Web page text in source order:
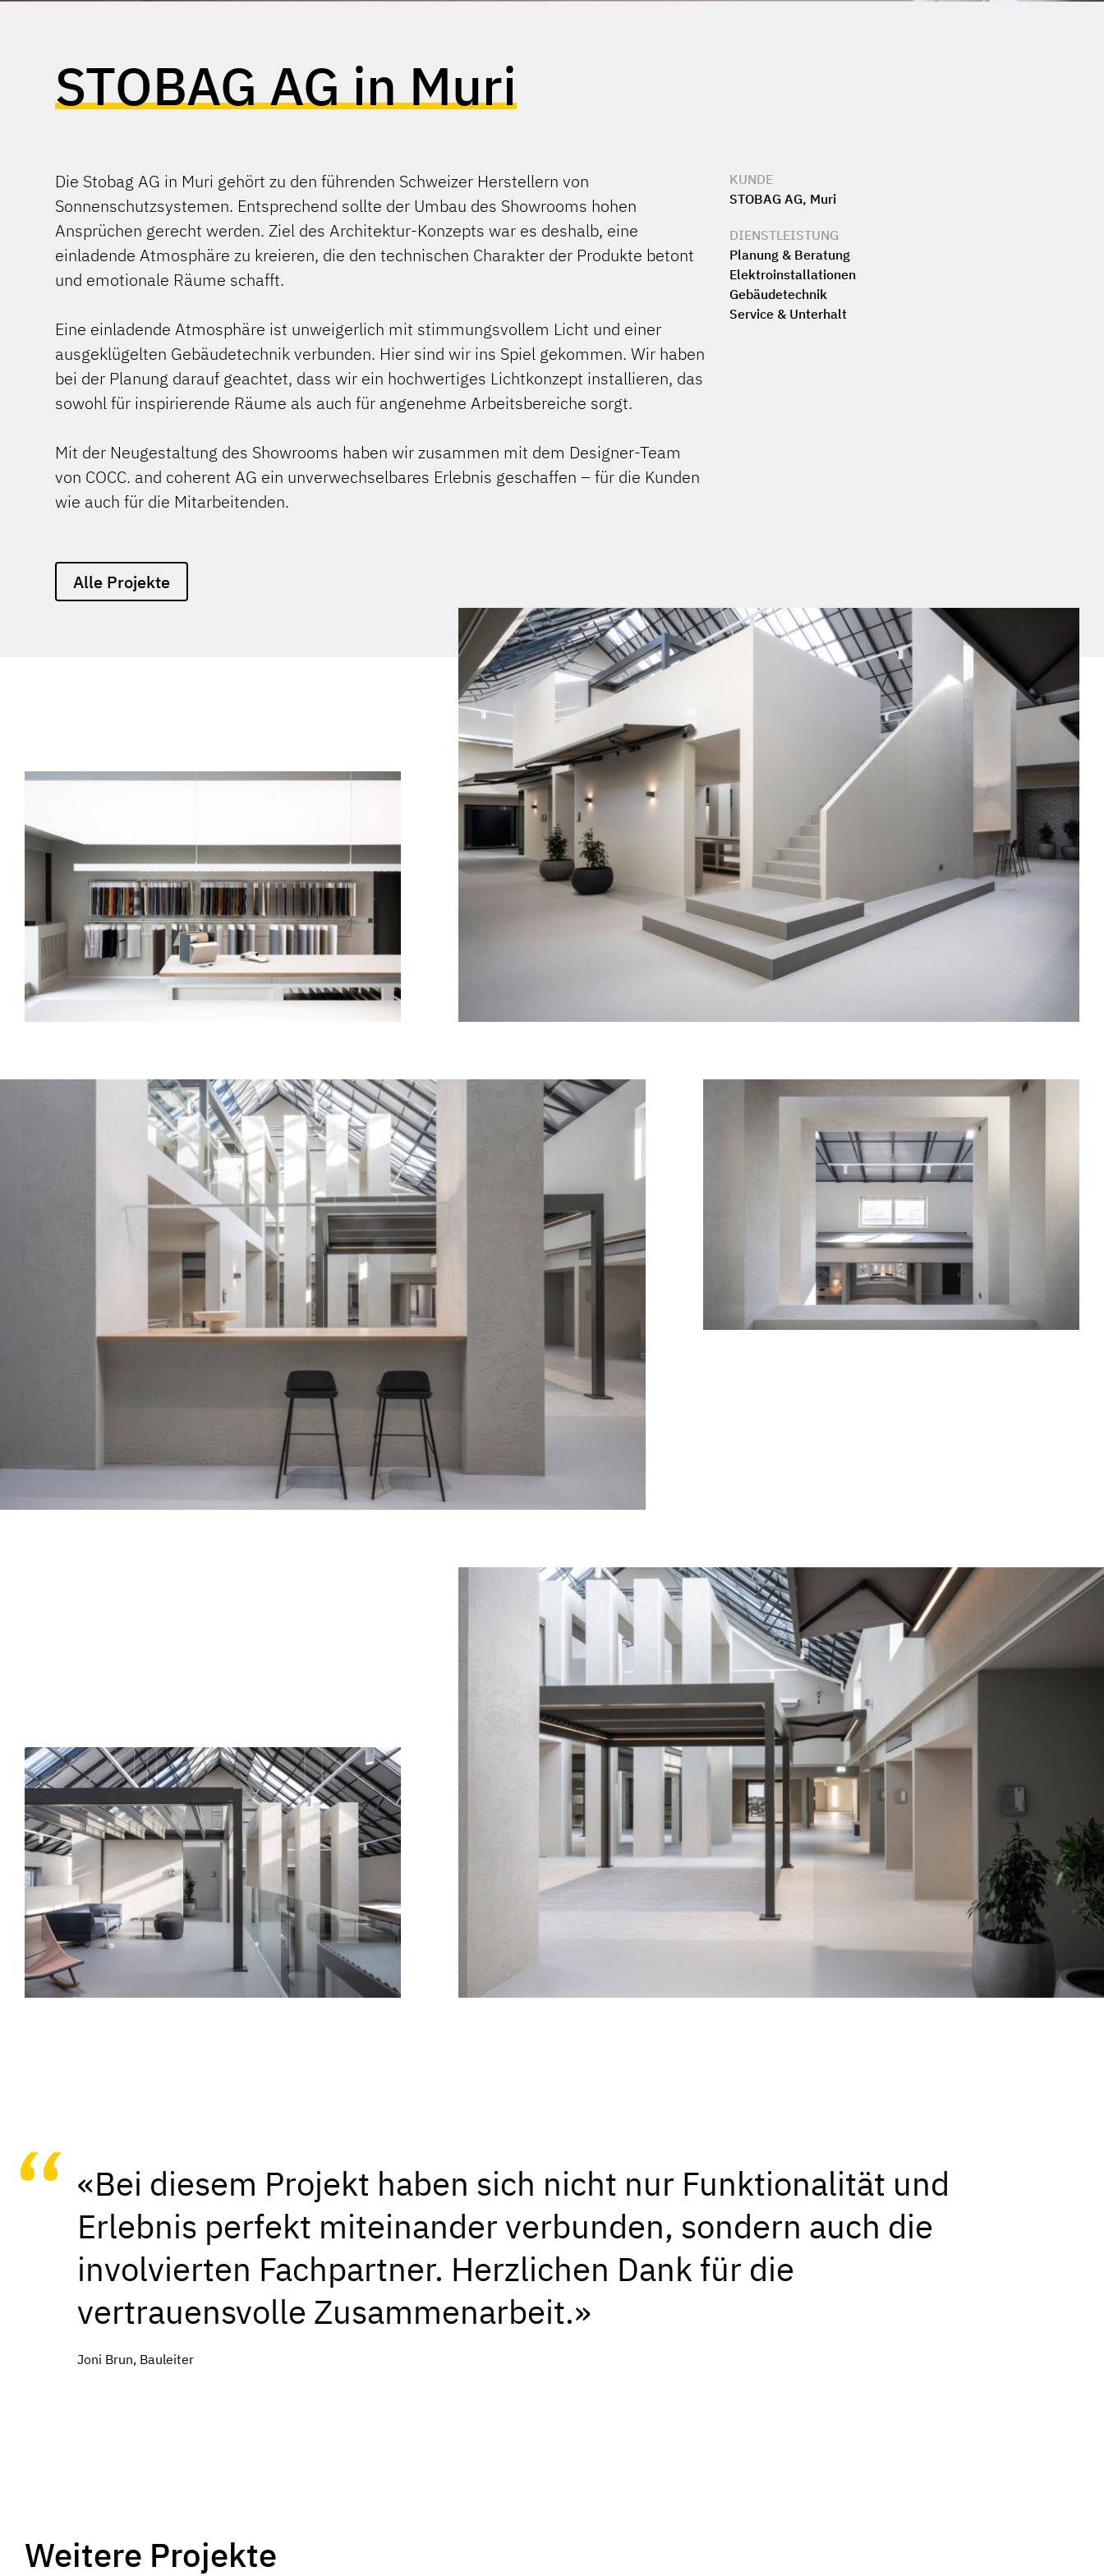
STOBAG AG in Muri
Die Stobag AG in Muri gehört zu den führenden Schweizer Herstellern von
Sonnenschutzsystemen. Entsprechend sollte der Umbau des Showrooms hohen
Ansprüchen gerecht werden. Ziel des Architektur-Konzepts war es deshalb, eine
einladende Atmosphäre zu kreieren, die den technischen Charakter der Produkte betont
und emotionale Räume schafft.
Eine einladende Atmosphäre ist unweigerlich mit stimmungsvollem Licht und einer
ausgeklügelten Gebäudetechnik verbunden. Hier sind wir ins Spiel gekommen. Wir haben
bei der Planung darauf geachtet, dass wir ein hochwertiges Lichtkonzept installieren, das
sowohl für inspirierende Räume als auch für angenehme Arbeitsbereiche sorgt.
Mit der Neugestaltung des Showrooms haben wir zusammen mit dem Designer-Team
von COCC. and coherent AG ein unverwechselbares Erlebnis geschaffen – für die Kunden
wie auch für die Mitarbeitenden.
KUNDE
STOBAG AG, Muri
DIENSTLEISTUNG
Planung & Beratung
Elektro­installationen
Gebäudetechnik
Service & Unterhalt
Alle Projekte
«Bei diesem Projekt haben sich nicht nur Funktionalität und
Erlebnis perfekt miteinander verbunden, sondern auch die
involvierten Fachpartner. Herzlichen Dank für die
vertrauensvolle Zusammenarbeit.»
Joni Brun, Bauleiter
Weitere Projekte